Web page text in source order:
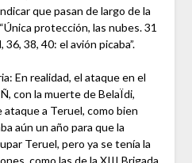
que pasan de largo de la
protección, las nubes. 31
38, 40: el avión picaba”.
En realidad, el ataque en el
con la muerte de BelaÏdi,
a Teruel, como bien
aún un año para que la
Teruel, pero ya se tenía la